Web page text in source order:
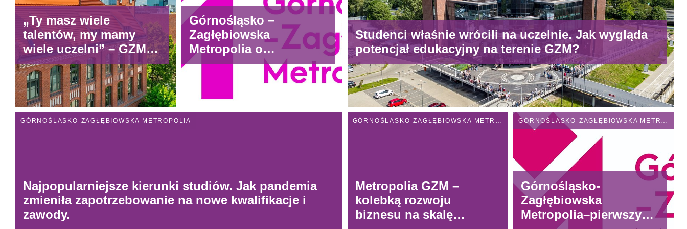
„Ty masz wiele
talentów, my mamy
wiele uczelni” – GZM
rusza z nową kampanią
dla młodych
Górnośląsko –
Zagłębiowska
Metropolia o
potrzebach
współczesnych
Studenci właśnie wrócili na uczelnie. Jak wygląda
potencjał edukacyjny na terenie GZM?
GÓRNOŚLĄSKO-ZAGŁĘBIOWSKA METROPOLIA
Najpopularniejsze kierunki studiów. Jak pandemia
zmieniła zapotrzebowanie na nowe kwalifikacje i
zawody.
Metropolia GZM –
kolebką rozwoju
biznesu na skalę
Górnośląsko-
Zagłębiowska
Metropolia–pierwszy